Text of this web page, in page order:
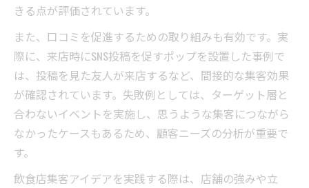
きる点が評価されています。
また、口コミを促進するための取り組みも有効です。実
際に、来店時にSNS投稿を促すポップを設置した事例で
は、投稿を見た友人が来店するなど、間接的な集客効果
が確認されています。失敗例としては、ターゲット層と
合わないイベントを実施し、思うような集客につながら
なかったケースもあるため、顧客ニーズの分析が重要で
す。
飲食店集客アイデアを実践する際は、店舗の強みや立